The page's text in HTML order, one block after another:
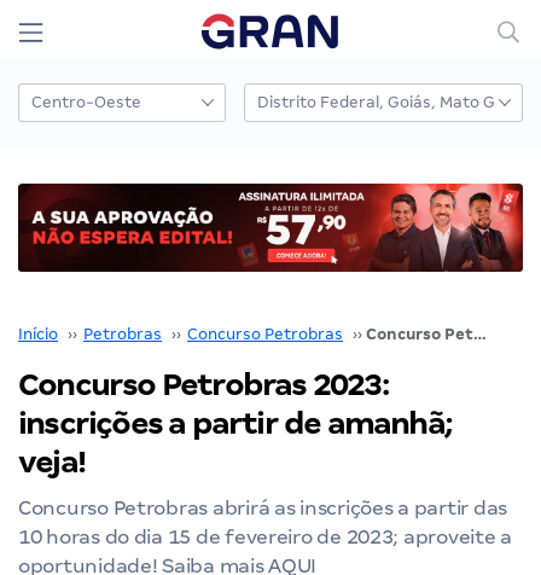
Início ›› Petrobras ›› Concurso Petrobras ›› Concurso Petrobras 2023: inscrições a partir de amanhã; veja!
Concurso Petrobras 2023:
inscrições a partir de amanhã;
veja!
Concurso Petrobras abrirá as inscrições a partir das
10 horas do dia 15 de fevereiro de 2023; aproveite a
oportunidade! Saiba mais AQUI